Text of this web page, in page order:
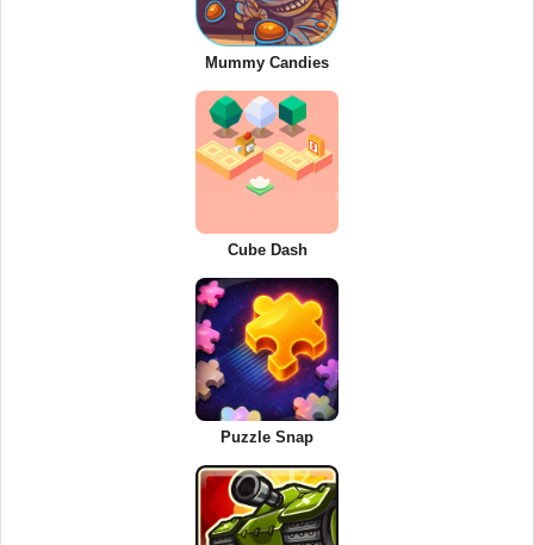
Mummy Candies
Cube Dash
Puzzle Snap